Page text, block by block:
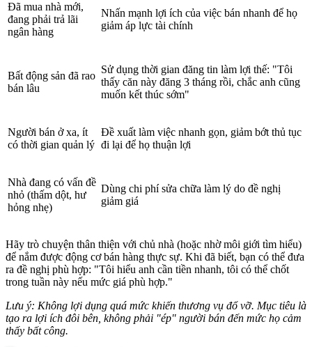
Đã mua nhà mới,
đang phải trả lãi
ngân hàng
Nhấn mạnh lợi ích của việc bán nhanh để họ
giảm áp lực tài chính
Bất động sản đã rao
bán lâu
Sử dụng thời gian đăng tin làm lợi thế: "Tôi
thấy căn này đăng 3 tháng rồi, chắc anh cũng
muốn kết thúc sớm"
Người bán ở xa, ít
có thời gian quản lý
Đề xuất làm việc nhanh gọn, giảm bớt thủ tục
đi lại để họ thuận lợi
Nhà đang có vấn đề
nhỏ (thấm dột, hư
hỏng nhẹ)
Dùng chi phí sửa chữa làm lý do đề nghị
giảm giá
Hãy trò chuyện thân thiện với chủ nhà (hoặc nhờ môi giới tìm hiểu)
để nắm được động cơ bán hàng thực sự. Khi đã biết, bạn có thể đưa
ra đề nghị phù hợp: "Tôi hiểu anh cần tiền nhanh, tôi có thể chốt
trong tuần này nếu mức giá phù hợp."
Lưu ý: Không lợi dụng quá mức khiến thương vụ đổ vỡ. Mục tiêu là
tạo ra lợi ích đôi bên, không phải "ép" người bán đến mức họ cảm
thấy bất công.